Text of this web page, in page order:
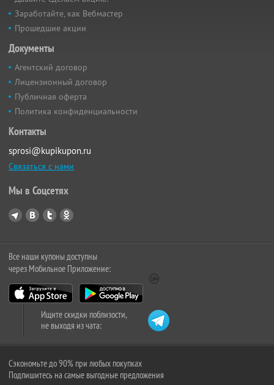
Заработайте, как Вебмастер
Прошедшие акции
Документы
Агентский договор
Лицензионный договор
Публичная оферта
Политика конфиденциальности
Контакты
sprosi@kupikupon.ru
Связаться с нами
Мы в Соцсетях
Все наши купоны доступны
через Мобильное Приложение:
Ищите скидки поблизости,
не выходя из чата:
Сэкономьте до 90% при любых покупках
Подпишитесь на самые выгодные предложения